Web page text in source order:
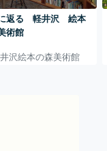
返る 軽井沢 絵本
術館
沢絵本の森美術館